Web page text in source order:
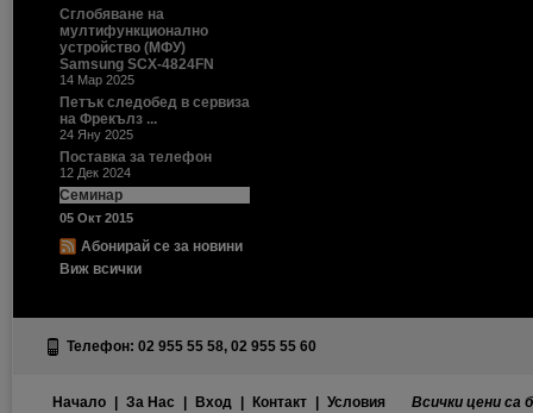
Сглобяване на
мултифункционално
устройство (МФУ)
Samsung SCX-4824FN
14 Мар 2025
Петък следобед в сервиза
на Фрекълз ...
24 Яну 2025
Поставка за телефон
12 Дек 2024
Семинар
05 Окт 2015
Абонирай се за новини
Виж всички
Телефон: 02 955 55 58, 02 955 55 60
Начало За Нас Вход Контакт Условия Всички цени са